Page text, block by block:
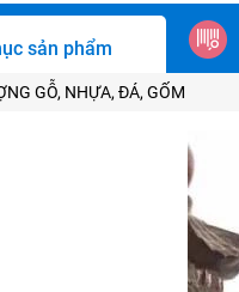
sản phẩm
GỖ, NHỰA, ĐÁ, GỐM